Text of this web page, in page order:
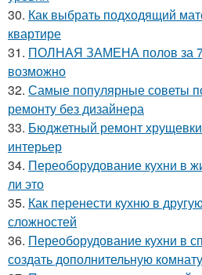
30. Как выбрать подходящий
квартире
31. ПОЛНАЯ ЗАМЕНА полов за
возможно
32. Самые популярные советы
ремонту без дизайнера
33. Бюджетный ремонт
интерьер
34. Переоборудование кухни в
ли это
35. Как перенести кухню в
сложностей
36. Переоборудование кухни в
создать дополнительную комнату